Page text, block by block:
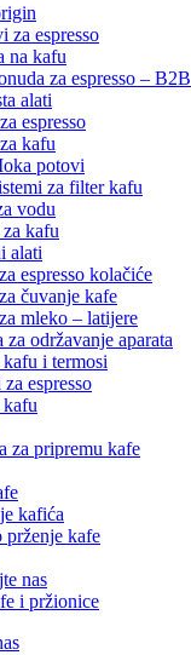
za espresso
na kafu
za espresso – B2B
alati
espresso
kafu
potovi
za filter kafu
vodu
kafu
alati
espresso kolačiće
čuvanje kafe
mleko – latijere
za održavanje aparata
kafu i termosi
espresso
kafu
za pripremu kafe
kafića
prženje kafe
nas
i pržionice